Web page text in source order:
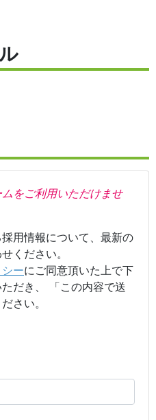
をご利用いただけませ
用情報について、最新の
ください。
ーにご同意頂いた上で下
だき、 「この内容で送
さい。